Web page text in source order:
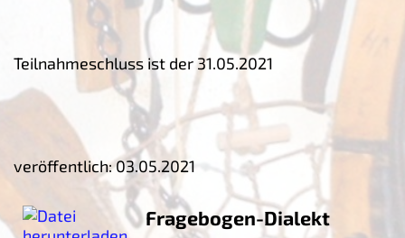
Teilnahmeschluss ist der 31.05.2021
veröffentlich: 03.05.2021
Fragebogen-Dialekt